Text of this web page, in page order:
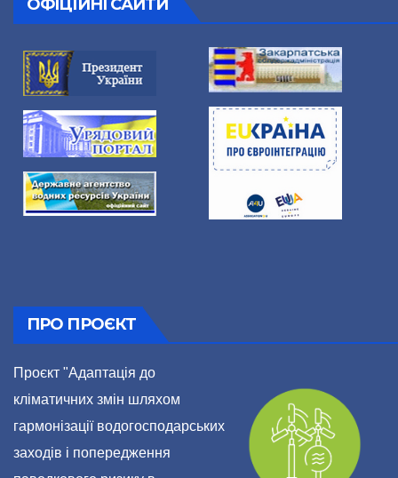
ОФІЦІЙНІ САЙТИ
ПРО ПРОЄКТ
Проєкт "Адаптація до
кліматичних змін шляхом
гармонізації водогосподарських
заходів і попередження